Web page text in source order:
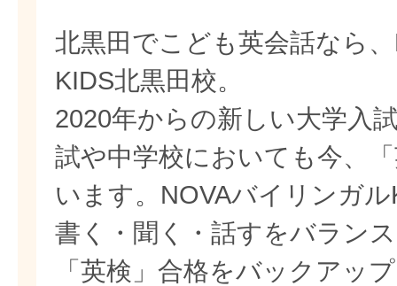
北黒田でこども英会話なら
KIDS北黒田校。
2020年からの新しい大学入
試や中学校においても今、
います。NOVAバイリンガ
書く・聞く・話すをバラン
「英検」合格をバックアッ